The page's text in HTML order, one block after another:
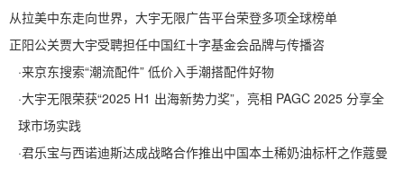
从拉美中东走向世界，大宇无限广告平台荣登多项全球榜单
正阳公关贾大宇受聘担任中国红十字基金会品牌与传播咨
·来京东搜索“潮流配件” 低价入手潮搭配件好物
·大宇无限荣获“2025 H1 出海新势力奖”，亮相 PAGC 2025 分享全
球市场实践
·君乐宝与西诺迪斯达成战略合作推出中国本土稀奶油标杆之作蔻曼